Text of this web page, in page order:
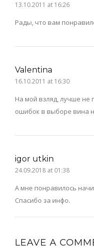
13.10.2011 at 16:26
Рады, что вам
Valentina
16.10.2011 at 16:30
На мой взляд, лучше не
ошибок в выборе вина
igor utkin
24.09.2018 at 01:38
А мне понравилось
Спасибо за инфо.
LEAVE A